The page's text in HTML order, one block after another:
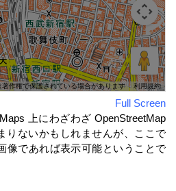
Full Screen
上にわざわざ OpenStreetMap
りないかもしれませんが、ここで
像であれば表示可能ということで